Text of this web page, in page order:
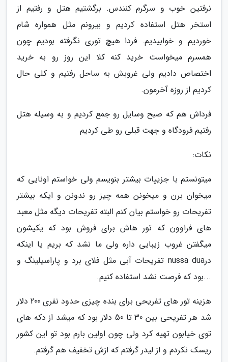
نرفتین خوب و سرگرم کنندس. برگشتیم هتل و رفتیم از
استخر هتل استفاده کردیم و بیرونم مثل همواره شام
خوردیم و خوابیدیم. فردا هیچ توری نگرفته بودیم چون
همسرم میخواست خرید کنه کلا این روز رو به خرید
اختصاص دادیم ولی غروبش به ساحل رفتیم و کلی حال
کردیم از روزه آخرمون.
فرداش هم که صبح وسایل رو جمع کردیم و به وسیله هتل
رفتیم فرودگاه و جهت قبلی رو طی کردیم
نکات:
میتونستم با جزییات بیشتر بنویسم ولی خواستم اونایی که
میخوان برن و میخونن همه چیز رو ندونن و ایکه بیشتر
تفریحات رو خواستم بیان کنم البته تفریحات دیگه مثل معبد
های فراوون که تور هاش برای فروش بود که یکیشون
میگفتن غروب زیبایی داره ولی ما نشد که بریم یا اینکه
درnussa dua تفریحات آبی مثل فلای برد و پاراسیلینگ و
...بود که فرصت نشد استفاده کنیم.
هزینه تور های تفریحی برای بنده چیزی حدود نفری 200 دلار
شد هر تفریحی بین 30 تا 50 دلار بود که میشد از دکه های
توی خیابون تهیه کرد ولی چون اولین بارم بود تو این کشور
ریسک نکردم و از لیدر گرفتم که ازش تخفیف هم گرفتم.